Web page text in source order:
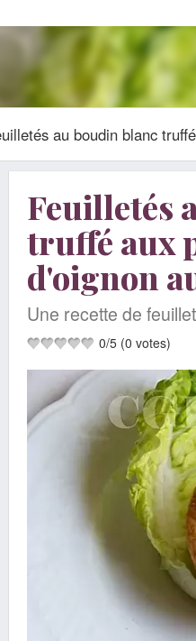
au boudin blanc
Feuilletés
truffé aux
d'oignon
Une recette de
0/5 (0 votes)